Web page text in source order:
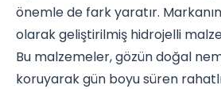
önemle de fark yaratır.
olarak geliştirilmiş hidrojelli
Bu malzemeler, gözün doğal
koruyarak gün boyu süren